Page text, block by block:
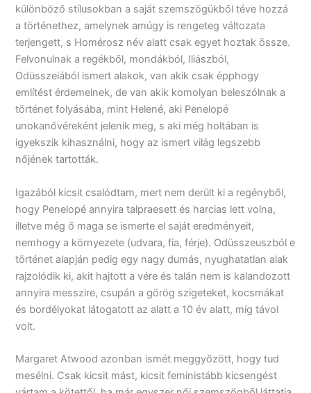
különböző stílusokban a saját szemszögükből téve hozzá
a történethez, amelynek amúgy is rengeteg változata
terjengett, s Homérosz név alatt csak egyet hoztak össze.
Felvonulnak a regékből, mondákból, Iliászból,
Odüsszeiából ismert alakok, van akik csak épphogy
említést érdemelnek, de van akik komolyan beleszólnak a
történet folyásába, mint Helené, aki Penelopé
unokanővéreként jelenik meg, s aki még holtában is
igyekszik kihasználni, hogy az ismert világ legszebb
nőjének tartották.
Igazából kicsit csalódtam, mert nem derült ki a regényből,
hogy Penelopé annyira talpraesett és harcias lett volna,
illetve még ő maga se ismerte el saját eredményeit,
nemhogy a környezete (udvara, fia, férje). Odüsszeuszból e
történet alapján pedig egy nagy dumás, nyughatatlan alak
rajzolódik ki, akit hajtott a vére és talán nem is kalandozott
annyira messzire, csupán a görög szigeteket, kocsmákat
és bordélyokat látogatott az alatt a 10 év alatt, míg távol
volt.
Margaret Atwood azonban ismét meggyőzött, hogy tud
mesélni. Csak kicsit mást, kicsit feministább kicsengést